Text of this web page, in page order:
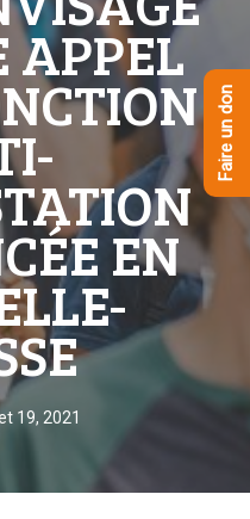
APPEL
EN
19, 2021
Faire un don